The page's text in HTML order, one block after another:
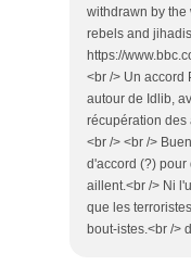
withdrawn by
rebels and
https://
<br /> Un accord
autour de Idlib,
récupération des
<br /> <br />
d'accord (?) pour
aillent.<br /> Ni
que les
bout-istes.<br />